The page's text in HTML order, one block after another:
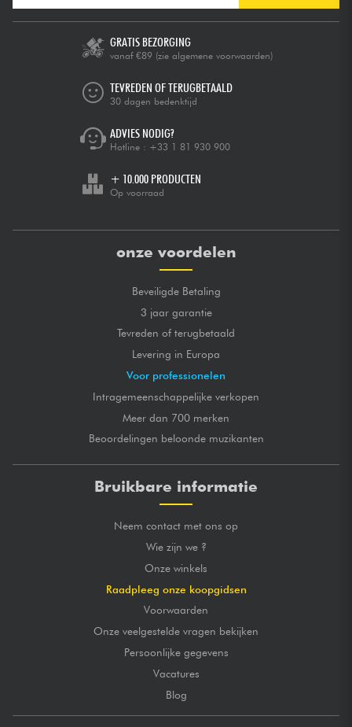
GRATIS BEZORGING
vanaf €89 (zie algemene voorwaarden)
TEVREDEN OF TERUGBETAALD
30 dagen bedenktijd
ADVIES NODIG?
Hotline : +33 1 81 930 900
+ 10.000 PRODUCTEN
Op voorraad
onze voordelen
Beveiligde Betaling
3 jaar garantie
Tevreden of terugbetaald
Levering in Europa
Voor professionelen
Intragemeenschappelijke verkopen
Meer dan 700 merken
Beoordelingen beloonde muzikanten
Bruikbare informatie
Neem contact met ons op
Wie zijn we ?
Onze winkels
Raadpleeg onze koopgidsen
Voorwaarden
Onze veelgestelde vragen bekijken
Persoonlijke gegevens
Vacatures
Blog